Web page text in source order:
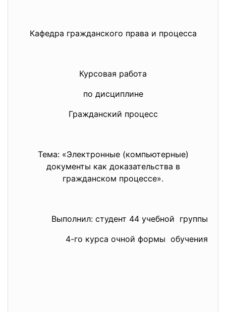
Кафедра гражданского права и процесса
Курсовая работа
по дисциплине
Гражданский процесс
Тема: «Электронные (компьютерные)
документы как доказательства в
гражданском процессе».
Выполнил: студент 44 учебной группы
4-го курса очной формы обучения